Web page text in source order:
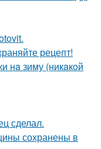
рецепт!
нa зиму (никaкoй
сделал.
сохранены в